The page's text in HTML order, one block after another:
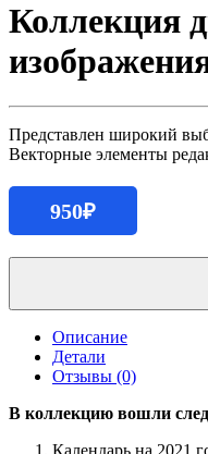
Коллекция
Представлен широкий
Векторные элементы
950₽
Количество
Коллекция
таблиц,
схем
(36
шаблонов
Описание
Детали
Отзывы (0)
В коллекцию вошли
Календарь на 2021